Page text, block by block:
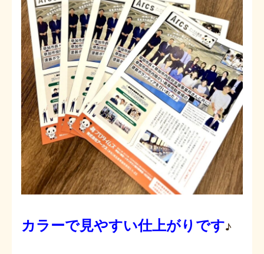
カラーで見やすい仕上がりです♪